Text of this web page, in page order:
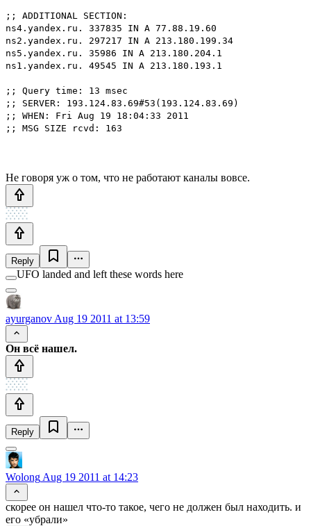
;; ADDITIONAL SECTION:
ns4.yandex.ru. 337835 IN A 77.88.19.60
ns2.yandex.ru. 297217 IN A 213.180.199.34
ns5.yandex.ru. 35986 IN A 213.180.204.1
ns1.yandex.ru. 49545 IN A 213.180.193.1
;; Query time: 13 msec
;; SERVER: 193.124.83.69#53(193.124.83.69)
;; WHEN: Fri Aug 19 18:04:33 2011
;; MSG SIZE rcvd: 163
Не говоря уж о том, что не работают каналы вовсе.
Reply
UFO landed and left these words here
ayurganov Aug 19 2011 at 13:59
Он всё нашел.
Reply
Wolong Aug 19 2011 at 14:23
скорее он нашел что-то такое, чего не должен был находить. и
его «убрали»